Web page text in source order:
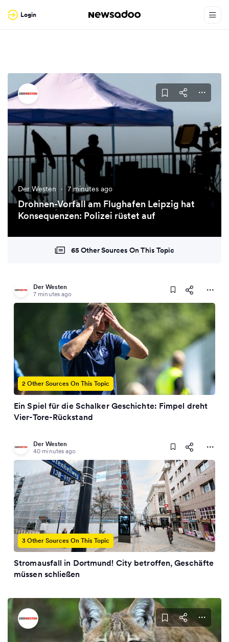
Login
Der Westen · 7 minutes ago
Drohnen-Vorfall am Flughafen Leipzig hat
Konsequenzen: Polizei rüstet auf
65 Other Sources On This Topic
Der Westen
7 minutes ago
2 Other Sources On This Topic
Ein Spiel für die Schalker Geschichte: Fimpel dreht
Vier-Tore-Rückstand
Der Westen
40 minutes ago
3 Other Sources On This Topic
Stromausfall in Dortmund! City betroffen, Geschäfte
müssen schließen